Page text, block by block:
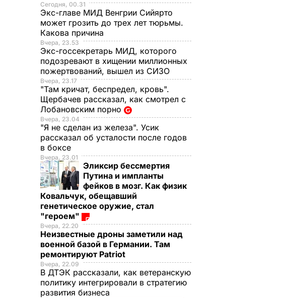
Сегодня, 00.31
Экс-главе МИД Венгрии Сийярто
может грозить до трех лет тюрьмы.
Какова причина
Вчера, 23.53
Экс-госсекретарь МИД, которого
подозревают в хищении миллионных
пожертвований, вышел из СИЗО
Вчера, 23.17
"Там кричат, беспредел, кровь".
Щербачев рассказал, как смотрел с
Лобановским порно
Вчера, 23.04
"Я не сделан из железа". Усик
рассказал об усталости после годов
в боксе
Вчера, 23.01
Эликсир бессмертия
Путина и импланты
фейков в мозг. Как физик
Ковальчук, обещавший
генетическое оружие, стал
"героем"
Вчера, 22.20
Неизвестные дроны заметили над
военной базой в Германии. Там
ремонтируют Patriot
Вчера, 22.09
В ДТЭК рассказали, как ветеранскую
политику интегрировали в стратегию
развития бизнеса